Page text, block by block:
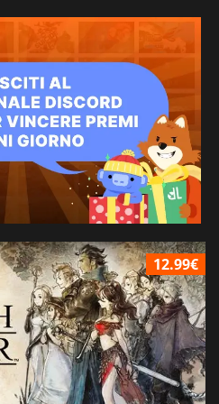
12.99€